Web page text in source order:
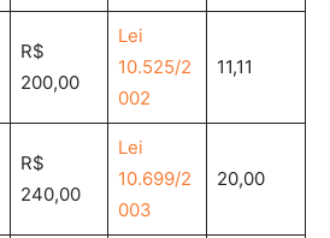
R$
200,00
Lei
10.525/2
002
11,11
R$
240,00
Lei
10.699/2
003
20,00